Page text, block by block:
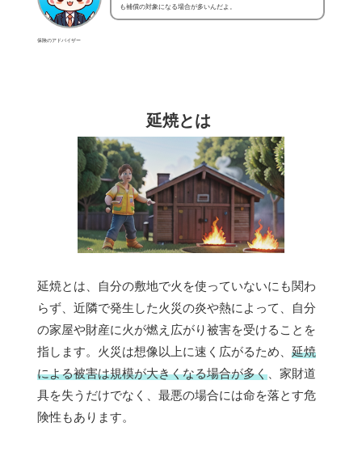
保険のアドバイザー
も補償の対象になる場合が多いんだよ。
延焼とは
延焼とは、自分の敷地で火を使っていないにも関わ
らず、近隣で発生した火災の炎や熱によって、自分
の家屋や財産に火が燃え広がり被害を受けることを
指します。火災は想像以上に速く広がるため、 延焼
による被害は規模が大きくなる場合が多く 、家財道
具を失うだけでなく、最悪の場合には命を落とす危
険性もあります。